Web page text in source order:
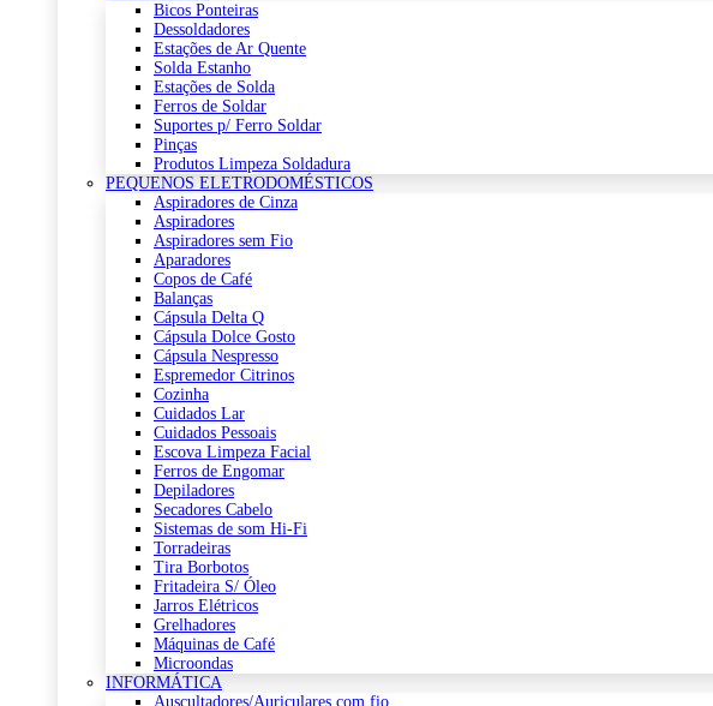
Bicos Ponteiras
Dessoldadores
Estações de Ar Quente
Solda Estanho
Estações de Solda
Ferros de Soldar
Suportes p/ Ferro Soldar
Pinças
Produtos Limpeza Soldadura
PEQUENOS ELETRODOMÉSTICOS
Aspiradores de Cinza
Aspiradores
Aspiradores sem Fio
Aparadores
Copos de Café
Balanças
Cápsula Delta Q
Cápsula Dolce Gosto
Cápsula Nespresso
Espremedor Citrinos
Cozinha
Cuidados Lar
Cuidados Pessoais
Escova Limpeza Facial
Ferros de Engomar
Depiladores
Secadores Cabelo
Sistemas de som Hi-Fi
Torradeiras
Tira Borbotos
Fritadeira S/ Óleo
Jarros Elétricos
Grelhadores
Máquinas de Café
Microondas
INFORMÁTICA
Auscultadores/Auriculares com fio